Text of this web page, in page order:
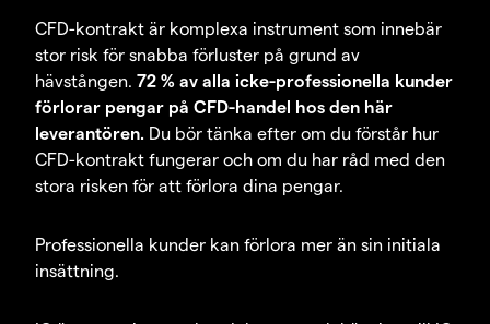
CFD-kontrakt är komplexa instrument som innebär
stor risk för snabba förluster på grund av
hävstången. 72 % av alla icke-professionella kunder
förlorar pengar på CFD-handel hos den här
leverantören. Du bör tänka efter om du förstår hur
CFD-kontrakt fungerar och om du har råd med den
stora risken för att förlora dina pengar.
Professionella kunder kan förlora mer än sin initiala
insättning.